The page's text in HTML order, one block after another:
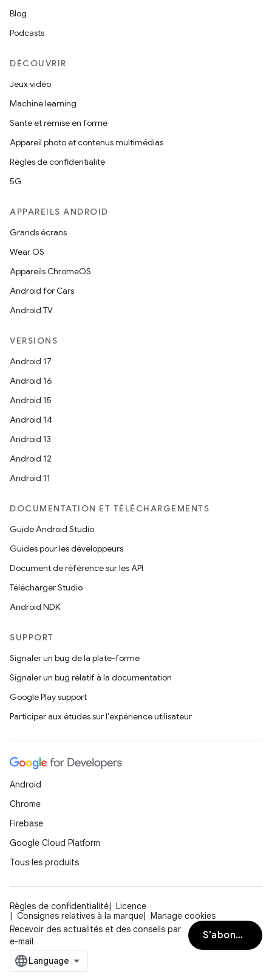
Blog
Podcasts
DÉCOUVRIR
Jeux vidéo
Machine learning
Santé et remise en forme
Appareil photo et contenus multimédias
Règles de confidentialité
5G
APPAREILS ANDROID
Grands écrans
Wear OS
Appareils ChromeOS
Android for Cars
Android TV
VERSIONS
Android 17
Android 16
Android 15
Android 14
Android 13
Android 12
Android 11
DOCUMENTATION ET TÉLÉCHARGEMENTS
Guide Android Studio
Guides pour les développeurs
Document de référence sur les API
Télécharger Studio
Android NDK
SUPPORT
Signaler un bug de la plate-forme
Signaler un bug relatif à la documentation
Google Play support
Participer aux études sur l'expérience utilisateur
Android
Chrome
Firebase
Google Cloud Platform
Tous les produits
Règles de confidentialité
Licence
Consignes relatives à la marque
Manage cookies
Recevoir des actualités et des conseils par
e-mail
S’abonner